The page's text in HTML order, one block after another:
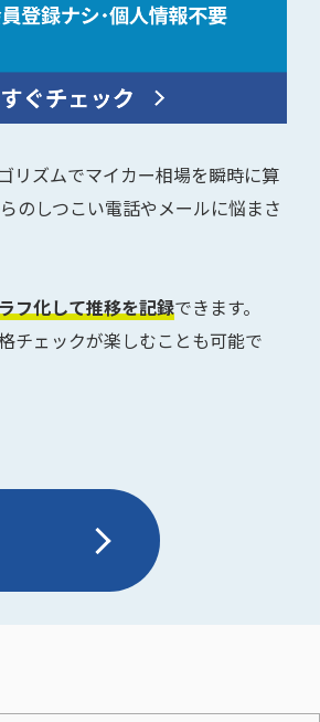
リズムでマイカー相場を瞬時に算
のしつこい電話やメールに悩まさ
フ化して推移を記録できます。
チェックが楽しむことも可能で